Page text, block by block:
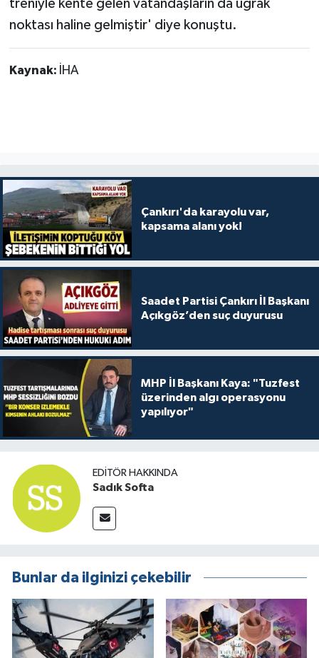
treniyle kente gelen vatandaşların da uğrak
noktası haline gelmiştir' diye konuştu.
Kaynak: İHA
Çankırı'da karayolu var,
kapsama alanı yok!
Saadet Partisi Çankırı İl Başkanı
Açıkgöz’den suç duyurusu
MHP İl Başkanı Kaya: "Tuzfest
üzerinden algı operasyonu
yapılıyor"
EDITÖR HAKKINDA
Sadık Softa
Bunlar da ilginizi çekebilir